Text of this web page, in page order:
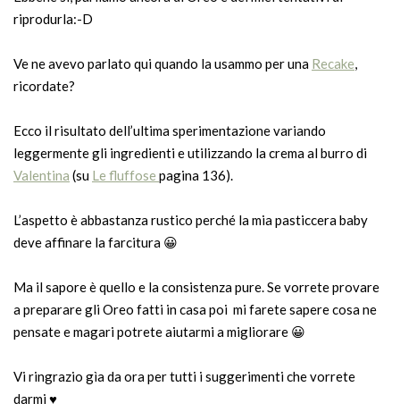
riprodurla:-D
Ve ne avevo parlato qui quando la usammo per una Recake,
ricordate?
Ecco il risultato dell’ultima sperimentazione variando
leggermente gli ingredienti e utilizzando la crema al burro di
Valentina (su Le fluffose pagina 136).
L’aspetto è abbastanza rustico perché la mia pasticcera baby
deve affinare la farcitura 😀
Ma il sapore è quello e la consistenza pure. Se vorrete provare
a preparare gli Oreo fatti in casa poi mi farete sapere cosa ne
pensate e magari potrete aiutarmi a migliorare 😀
Vi ringrazio gìa da ora per tutti i suggerimenti che vorrete
darmi ♥